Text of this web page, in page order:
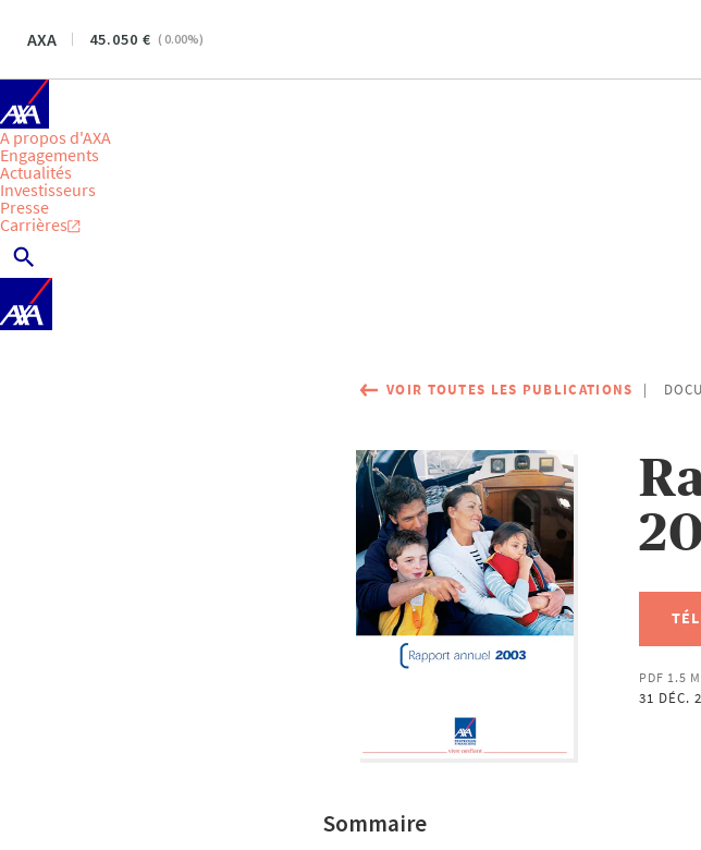
AXA 45.050 ( 0.00%)
A propos d'AXA
Engagements
Actualités
Investisseurs
Presse
Carrières
VOIR TOUTES LES PUBLICATIONS
PDF 1.5
31 DÉC.
Sommaire